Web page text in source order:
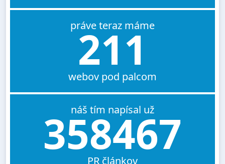
práve teraz máme
211
webov pod palcom
náš tím napísal už
358467
PR článkov